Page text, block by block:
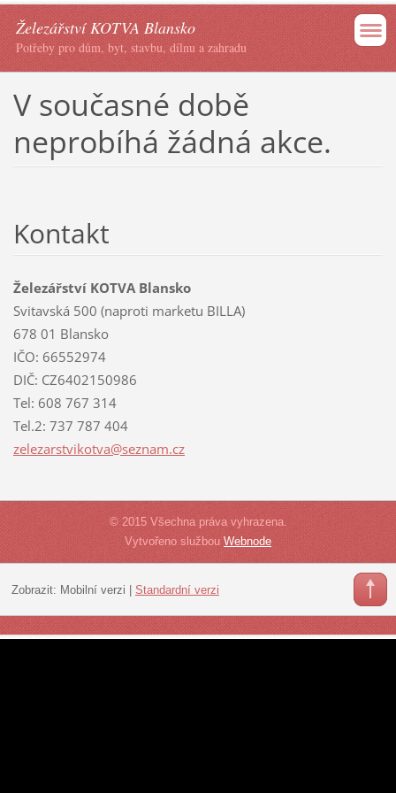
Železářství KOTVA Blansko
Potřeby pro dům, byt, stavbu, dílnu a zahradu
V současné době
neprobíhá žádná akce.
Kontakt
Železářství KOTVA Blansko
Svitavská 500 (naproti marketu BILLA)
678 01 Blansko
IČO: 66552974
DIČ: CZ6402150986
Tel: 608 767 314
Tel.2: 737 787 404
zelezarstvikotva@seznam.cz
© 2015 Všechna práva vyhrazena.
Vytvořeno službou Webnode
Zobrazit: Mobilní verzi Standardní verzi